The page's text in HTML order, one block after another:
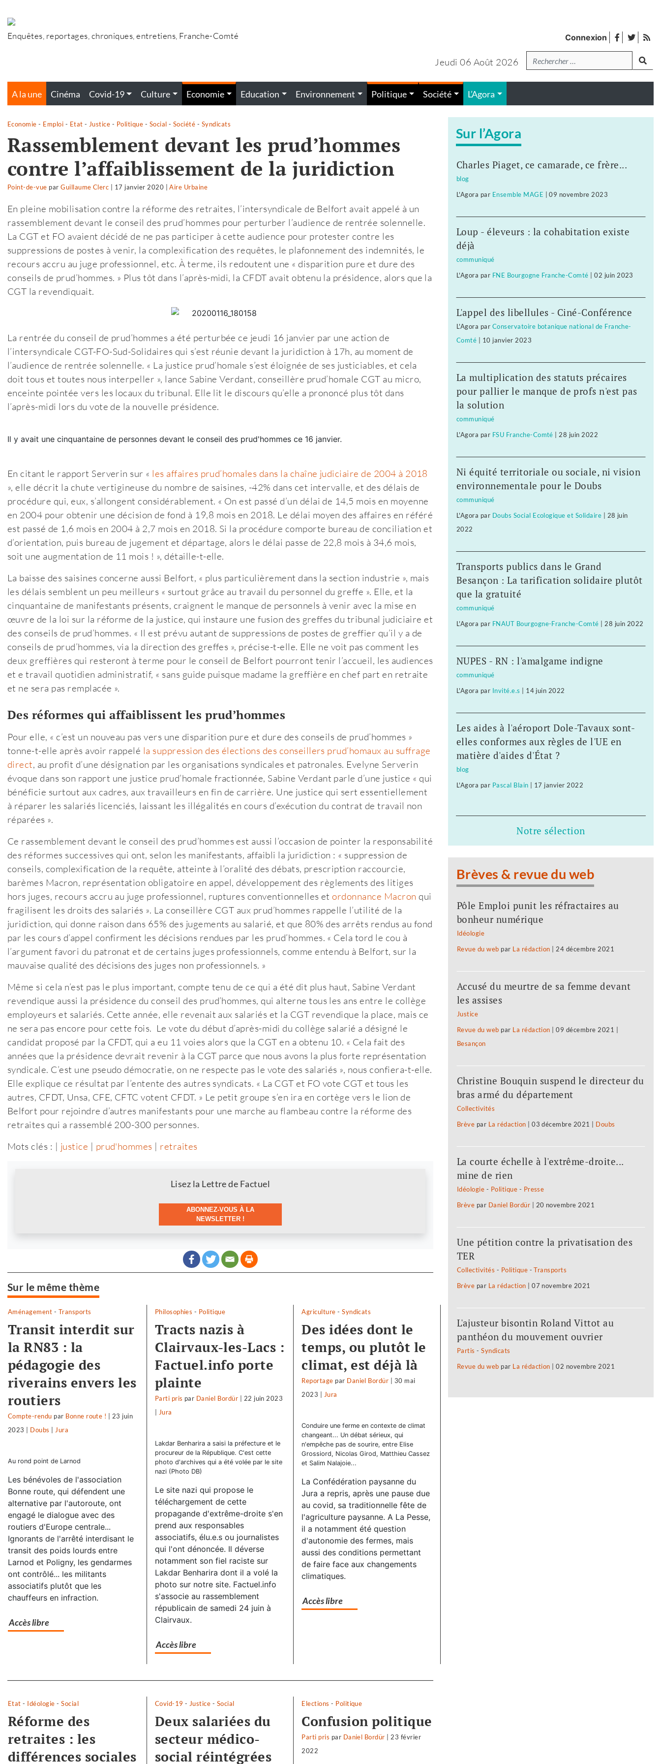
au
Enquêtes, reportages, chroniques, entretiens, Franche-Comté Connexion facebook
twitter
Jeudi 06 Août 2026Recherche
A la une Cinéma Covid-19 Culture Economie Education Environnement Politique Société L’Agora
Economie - Emploi - Etat - Justice - Politique - Social - Société - Syndicats
Rassemblement devant les prud’hommes
contre l’affaiblissement de la juridiction
Point-de-vue parGuillaume Clerc 17 janvier 2020 |Aire Urbaine
En pleine mobilisation contre la réforme des retraites, l’intersyndicale de Belfort avait appelé à un
rassemblement devant le conseil des prud’hommes pour perturber l’audience de rentrée solennelle.
La CGT et FO avaient décidé de ne pas participer à cette audience pour protester contre les
suppressions de postes à venir, la complexification des requêtes, le plafonnement des indemnités, le
recours accru au juge professionnel, etc. À terme, ils redoutent une « disparition pure et dure des
conseils de prud’hommes. » Plus tôt dans l’après-midi, la CFDT avait obtenu la présidence, alors que la
CGT la revendiquait.
La rentrée du conseil de prud’hommes a été perturbée ce jeudi 16 janvier par une action de
l’intersyndicale CGT-FO-Sud-Solidaires qui s’est réunie devant la juridiction à 17h, au moment de
l’audience de rentrée solennelle. « La justice prud’homale s’est éloignée de ses justiciables, et cela
doit tous et toutes nous interpeller », lance Sabine Verdant, conseillère prud’homale CGT au micro,
enceinte pointée vers les locaux du tribunal. Elle lit le discours qu’elle a prononcé plus tôt dans
l’après-midi lors du vote de la nouvelle présidence.
Il y avait une cinquantaine de personnes devant le conseil des prud'hommes ce 16 janvier.
En citant le rapport Serverin sur « les affaires prud’homales dans la chaîne judiciaire de 2004 à 2018
», elle décrit la chute vertigineuse du nombre de saisines, -42% dans cet intervalle, et des délais de
procédure qui, eux, s’allongent considérablement. « On est passé d’un délai de 14,5 mois en moyenne
en 2004 pour obtenir une décision de fond à 19,8 mois en 2018. Le délai moyen des affaires en référé
est passé de 1,6 mois en 2004 à 2,7 mois en 2018. Si la procédure comporte bureau de conciliation et
d’orientation, puis bureau de jugement et départage, alors le délai passe de 22,8 mois à 34,6 mois,
soit une augmentation de 11 mois ! », détaille-t-elle.
La baisse des saisines concerne aussi Belfort, « plus particulièrement dans la section industrie », mais
les délais semblent un peu meilleurs « surtout grâce au travail du personnel du greffe ». Elle, et la
cinquantaine de manifestants présents, craignent le manque de personnels à venir avec la mise en
œuvre de la loi sur la réforme de la justice, qui instaure une fusion des greffes du tribunal judiciaire et
des conseils de prud’hommes. « Il est prévu autant de suppressions de postes de greffier qu’il y a de
conseils de prud’hommes, via la direction des greffes », précise-t-elle. Elle ne voit pas comment les
deux greffières qui resteront à terme pour le conseil de Belfort pourront tenir l’accueil, les audiences
et e travail quotidien administratif, « sans guide puisque madame la greffière en chef part en retraite
et ne sera pas remplacée ».
Des réformes qui affaiblissent les prud’hommes
Pour elle, « c’est un nouveau pas vers une disparition pure et dure des conseils de prud’hommes »
tonne-t-elle après avoir rappelé la suppression des élections des conseillers prud’homaux au suffrage
direct, au profit d’une désignation par les organisations syndicales et patronales. Evelyne Serverin
évoque dans son rapport une justice prud’homale fractionnée, Sabine Verdant parle d’une justice « qui
bénéficie surtout aux cadres, aux travailleurs en fin de carrière. Une justice qui sert essentiellement
à réparer les salariés licenciés, laissant les illégalités en cours d’exécution du contrat de travail non
réparées ».
Ce rassemblement devant le conseil des prud’hommes est aussi l’occasion de pointer la responsabilité
des réformes successives qui ont, selon les manifestants, affaibli la juridiction : « suppression de
conseils, complexification de la requête, atteinte à l’oralité des débats, prescription raccourcie,
barèmes Macron, représentation obligatoire en appel, développement des règlements des litiges
hors juges, recours accru au juge professionnel, ruptures conventionnelles etordonnance Macron qui
fragilisent les droits des salariés ». La conseillère CGT aux prud’hommes rappelle l’utilité de la
juridiction, qui donne raison dans 65% des jugements au salarié, et que 80% des arrêts rendus au fond
par les cours d’appel confirment les décisions rendues par les prud’hommes. « Cela tord le cou à
l’argument favori du patronat et de certains juges professionnels, comme entendu à Belfort, sur la
mauvaise qualité des décisions des juges non professionnels. »
Même si cela n’est pas le plus important, compte tenu de ce qui a été dit plus haut, Sabine Verdant
revendique aussi la présidence du conseil des prud’hommes, qui alterne tous les ans entre le collège
employeurs et salariés. Cette année, elle revenait aux salariés et la CGT revendique la place, mais ce
ne sera pas encore pour cette fois. Le vote du début d’après-midi du collège salarié a désigné le
candidat proposé par la CFDT, qui a eu 11 voies alors que la CGT en a obtenu 10. « Cela fait des
années que la présidence devrait revenir à la CGT parce que nous avons la plus forte représentation
syndicale. C’est une pseudo démocratie, on ne respecte pas le vote des salariés », nous confiera-t-elle.
Elle explique ce résultat par l’entente des autres syndicats. « La CGT et FO vote CGT et tous les
autres, CFDT, Unsa, CFE, CFTC votent CFDT. » Le petit groupe s’en ira en cortège vers le lion de
Belfort pour rejoindre d’autres manifestants pour une marche au flambeau contre la réforme des
retraites qui a rassemblé 200-300 personnes.
Mots clés : | justice | prud'hommes | retraites
Lisez la Lettre de Factuel
ABONNEZ-VOUS À LA
NEWSLETTER !
Sur le même thème
Aménagement - Transports
Transit interdit sur
la RN83 : la
pédagogie des
riverains envers les
routiers
Compte-rendu par Bonne route !
23 juin
2023
Doubs Jura
Au rond point de Larnod
Les bénévoles de l'association
Bonne route, qui défendent une
alternative par l'autoroute, ont
engagé le dialogue avec des
routiers d'Europe centrale...
Ignorants de l'arrêté interdisant le
transit des poids lourds entre
Larnod et Poligny, les gendarmes
ont contrôlé... les militants
associatifs plutôt que les
chauffeurs en infraction.
Accès libre
Philosophies - Politique
Tracts nazis à
Clairvaux-les-Lacs :
Factuel.info porte
plainte
Parti pris par Daniel Bordür
22 juin 2023
Jura
Lakdar Benharira a saisi la préfecture et le
procureur de la République. C'est cette
photo d'archives qui a été volée par le site
nazi (Photo DB)
Le site nazi qui propose le
téléchargement de cette
propagande d'extrême-droite s'en
prend aux responsables
associatifs, élu.e.s ou journalistes
qui l'ont dénoncée. Il déverse
notamment son fiel raciste sur
Lakdar Benharira dont il a volé la
photo sur notre site. Factuel.info
s'associe au rassemblement
républicain de samedi 24 juin à
Clairvaux.
Accès libre
Agriculture -Syndicats
Des idées dont le
temps, ou plutôt le
climat, est déjà là
Reportage par Daniel Bordür
30 mai
2023
Jura
Conduire une ferme en contexte de climat
changeant... Un débat sérieux, qui
n'empêche pas de sourire, entre Elise
Grossiord, Nicolas Girod, Matthieu Cassez
et Salim Nalajoie...
La Confédération paysanne du
Jura a repris, après une pause due
au covid, sa traditionnelle fête de
l'agriculture paysanne. A La Pesse,
il a notamment été question
d'autonomie des fermes, mais
aussi des conditions permettant
de faire face aux changements
climatiques.
Accès libre
Separateur
Etat - Idéologie -Social
Réforme des
retraites : les
différences sociales
Covid-19 - Justice - Social
Deux salariées du
secteur médico-
social réintégrées
Elections - Politique
Confusion politique
Parti pris par Daniel Bordür
23 février
2022
Sur l’Agora
Charles Piaget, ce camarade, ce frère...
blog
L'Agora par Ensemble MAGE |09 novembre 2023
Loup - éleveurs : la cohabitation existe
déjà
communiqué
L'Agora par FNE Bourgogne Franche-Comté |02 juin 2023
L'appel des libellules - Ciné-Conférence
L'Agora par Conservatoire botanique national de Franche-
Comté
10 janvier 2023
La multiplication des statuts précaires
pour pallier le manque de profs n'est pas
la solution
communiqué
L'Agora par FSU Franche-Comté 28 juin 2022
Ni équité territoriale ou sociale, ni vision
environnementale pour le Doubs
communiqué
L'Agora par Doubs Social Ecologique et Solidaire
28 juin
2022
Transports publics dans le Grand
Besançon : La tarification solidaire plutôt
que la gratuité
communiqué
L'Agora par FNAUT Bourgogne-Franche-Comté 28 juin 2022
NUPES - RN : l'amalgame indigne
communiqué
L'Agora par Invité.e.s 14 juin 2022
Les aides à l'aéroport Dole-Tavaux sont-
elles conformes aux règles de l'UE en
matière d'aides d'État ?
blog
L'Agora par Pascal Blain 17 janvier 2022
Notre sélection
Brèves & revue du web
Pôle Emploi punit les réfractaires au
bonheur numérique
Idéologie
Revue du web par La rédaction 24 décembre 2021
Accusé du meurtre de sa femme devant
les assises
Justice
Revue du web par La rédaction |09 décembre 2021
Besançon
Christine Bouquin suspend le directeur du
bras armé du département
Collectivités
Brève par La rédaction |03 décembre 2021 Doubs
La courte échelle à l'extrême-droite...
mine de rien
Idéologie - Politique - Presse
Brève par Daniel Bordür 20 novembre 2021
Une pétition contre la privatisation des
TER
Collectivités - Politique -Transports
Brève par La rédaction |07 novembre 2021
L'ajusteur bisontin Roland Vittot au
panthéon du mouvement ouvrier
Partis -Syndicats
Revue du web par La rédaction |02 novembre 2021